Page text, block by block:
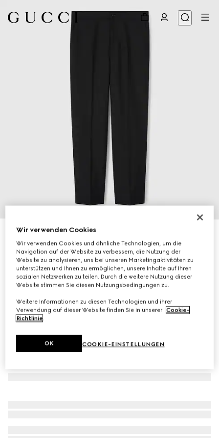
Hose aus Twill aus Wollmischung mit Logo
€ 575
Variantenschwarz
Wir verwenden Cookies
Wir verwenden Cookies und ähnliche Technologien, um die
Navigation auf der Website zu verbessern, die Nutzung der
Website zu analysieren, uns bei unseren Marketingaktivitäten zu
unterstützen und Ihnen zu ermöglichen, unsere Inhalte auf Ihren
sozialen Netzwerken zu teilen. Durch die weitere Nutzung dieser
Website stimmen Sie diesen Nutzungsbedingungen zu.
Weitere Informationen zu diesen Technologien und ihrer
Verwendung auf dieser Website finden Sie in unserer Cookie-
Richtlinie.
COOKIE-EINSTELLUNGEN
OK